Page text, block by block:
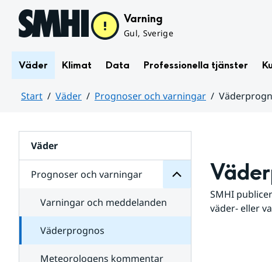
Hoppa till sidans innehåll Varning
Gul, Sverige
Väder Klimat Data Professionella tjänster
Start Väder Prognoser och varningar
Väder
Prognoser och varningar
för
varningar
Varningar och meddelanden
Väderprognos
Meteorologens kommentar
SMHI
väder- eller